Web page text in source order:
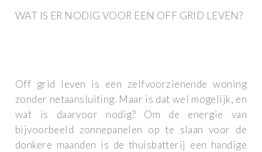
WAT IS ER NODIG VOOR EEN OFF GRID LEVEN?
Off grid leven is een zelfvoorzienende woning
zonder netaansluiting. Maar is dat wel mogelijk, en
wat is daarvoor nodig? Om de energie van
bijvoorbeeld zonnepanelen op te slaan voor de
donkere maanden is de thuisbatterij een handige